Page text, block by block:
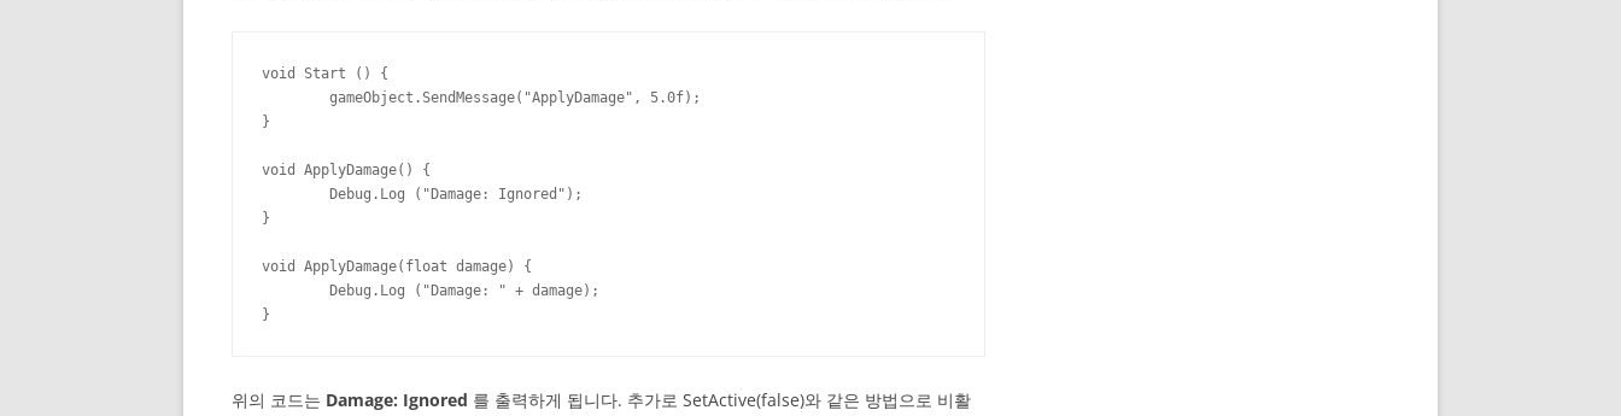
void Start () {
}
void ApplyDamage() {
}
void ApplyDamage(float damage) {
}
위의 코드는 Damage: Ignored 를 출력하게 됩니다. 추가로 SetActive(false)와 같은 방법으로 비활